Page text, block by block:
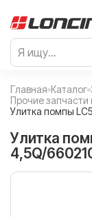
Главная Каталог
Прочие запчасти
Улитка помпы
Улитка
4,5Q/